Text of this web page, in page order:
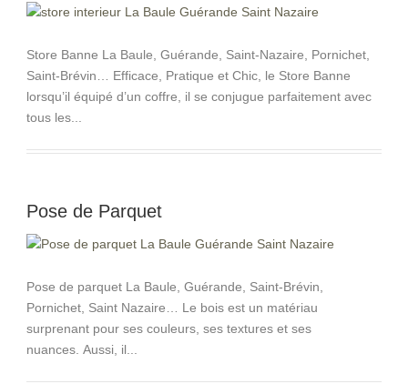
Store Banne La Baule, Guérande, Saint-Nazaire, Pornichet,
Saint-Brévin… Efficace, Pratique et Chic, le Store Banne
lorsqu’il équipé d’un coffre, il se conjugue parfaitement avec
tous les...
Pose de Parquet
Pose de parquet La Baule, Guérande, Saint-Brévin,
Pornichet, Saint Nazaire… Le bois est un matériau
surprenant pour ses couleurs, ses textures et ses
nuances. Aussi, il...